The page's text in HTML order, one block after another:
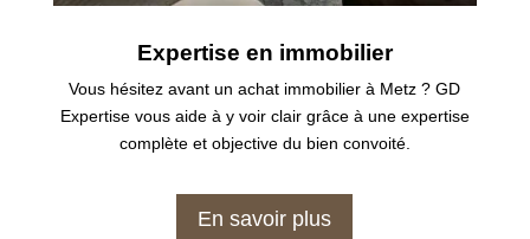
Expertise en immobilier
Vous hésitez avant un achat immobilier à Metz ? GD
Expertise vous aide à y voir clair grâce à une expertise
complète et objective du bien convoité.
En savoir plus